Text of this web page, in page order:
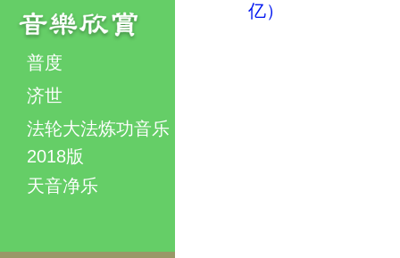
普度
济世
法轮大法炼功音乐
2018版
天音净乐
亿）